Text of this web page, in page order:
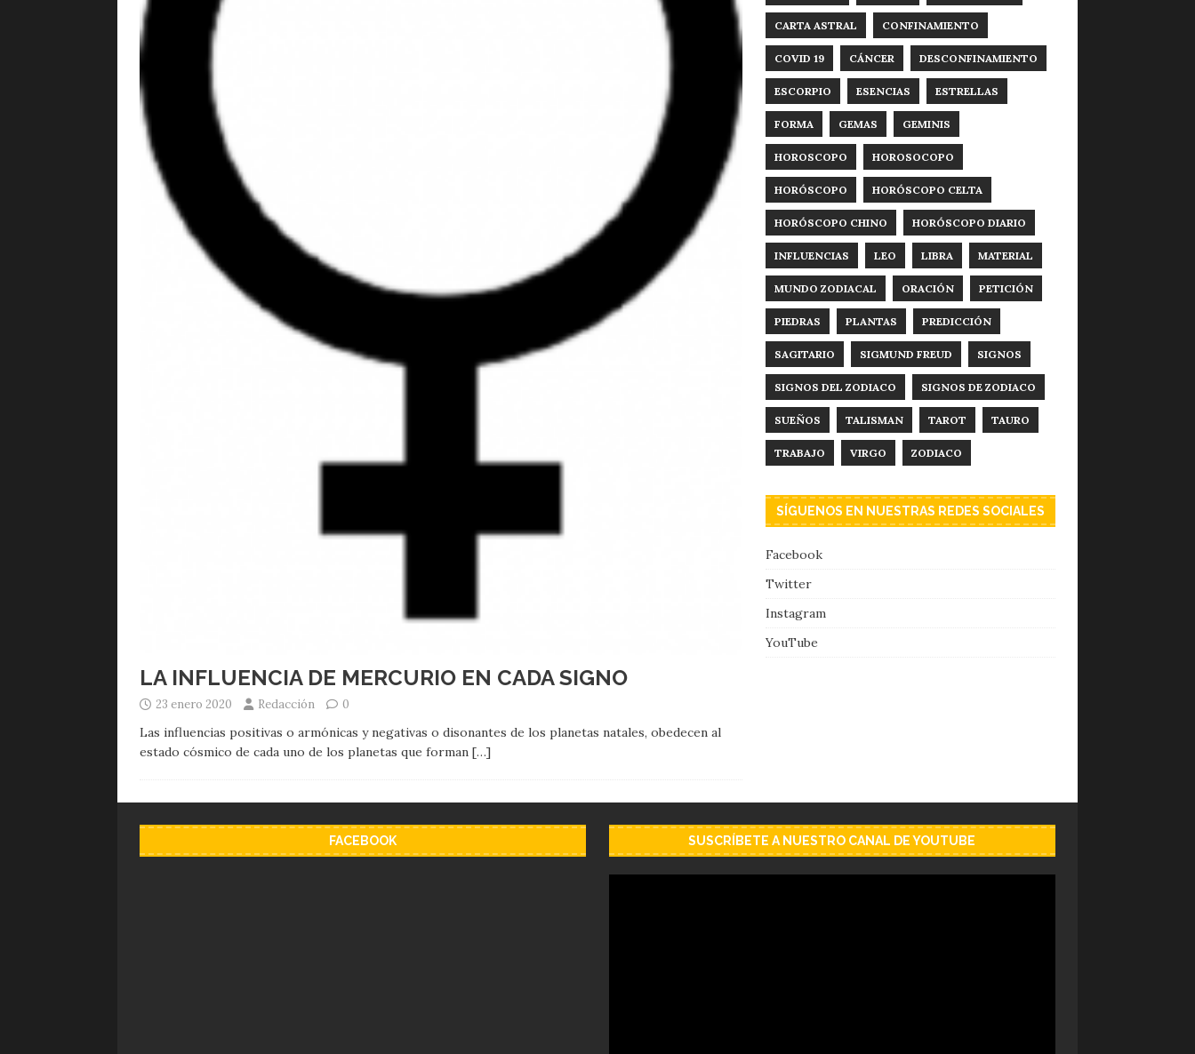
LA INFLUENCIA DE MERCURIO EN CADA SIGNO
23 enero 2020 Redacción 0
Las influencias positivas o armónicas y negativas o disonantes de los planetas natales, obedecen al
estado cósmico de cada uno de los planetas que forman […]
CARTA ASTRAL CONFINAMIENTO
COVID 19 CÁNCER DESCONFINAMIENTO
ESCORPIO ESENCIAS ESTRELLAS
FORMA GEMAS GEMINIS
HOROSCOPO HOROSOCOPO
HORÓSCOPO HORÓSCOPO CELTA
HORÓSCOPO CHINO HORÓSCOPO DIARIO
INFLUENCIAS LEO LIBRA MATERIAL
MUNDO ZODIACAL ORACIÓN PETICIÓN
PIEDRAS PLANTAS PREDICCIÓN
SAGITARIO SIGMUND FREUD SIGNOS
SIGNOS DEL ZODIACO SIGNOS DE ZODIACO
SUEÑOS TALISMAN TAROT TAURO
TRABAJO VIRGO ZODIACO
SÍGUENOS EN NUESTRAS REDES SOCIALES
Facebook
Twitter
Instagram
YouTube
FACEBOOK SUSCRÍBETE A NUESTRO CANAL DE YOUTUBE